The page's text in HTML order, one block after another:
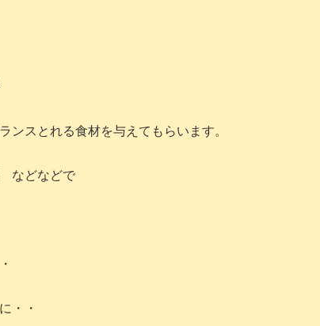
スとれる食材を与えてもらいます。
などなどで
・・